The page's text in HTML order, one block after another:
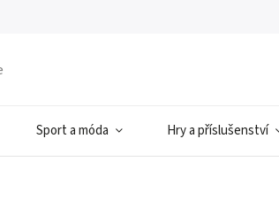
Sport a móda Hry a příslušenství